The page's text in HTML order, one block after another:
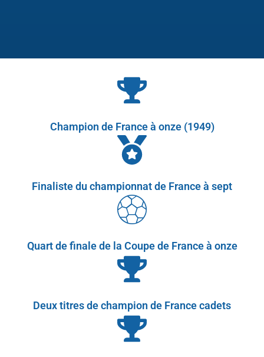
Champion de France à onze (1949)
Finaliste du championnat de France à sept
Quart de finale de la Coupe de France à onze
Deux titres de champion de France cadets